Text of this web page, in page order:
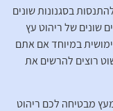
בסגנונות שונים
שונים של ריהוט עץ
במיוחד אם אתם
רוצים להרשים את
מבטיחה לכם ריהוט